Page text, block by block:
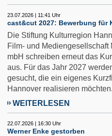
23.07.2026 | 11:41 Uhr
cast&cut 2027: Bewerbung für
Die Stiftung Kulturregion
Film- und Mediengesellschaft
mbH schreiben erneut das
aus. Für das Jahr 2027
gesucht, die ein eigenes
Hannover realisieren möchten.
WEITERLESEN
22.07.2026 | 16:30 Uhr
Werner Enke gestorben